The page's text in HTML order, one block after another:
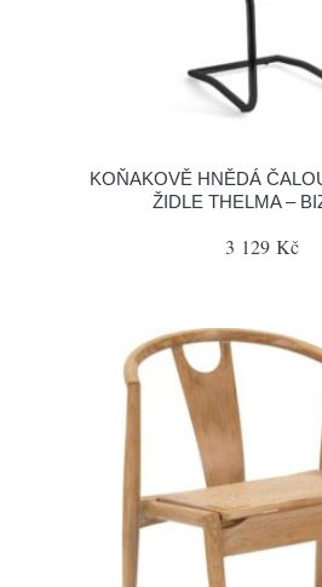
KOŇAKOVĚ HNĚDÁ
ŽIDLE THELMA –
3 129 Kč